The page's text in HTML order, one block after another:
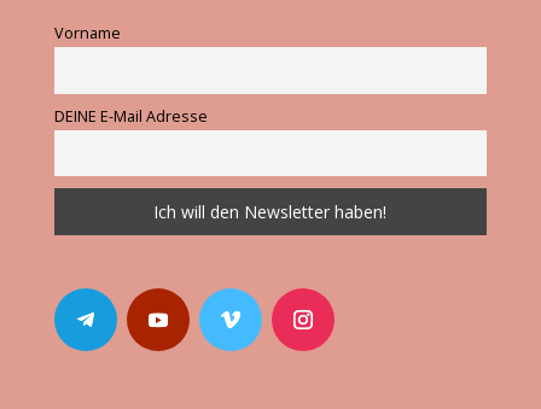
Vorname
DEINE E-Mail Adresse